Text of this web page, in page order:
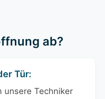
ab?
Tür:
unsere Techniker